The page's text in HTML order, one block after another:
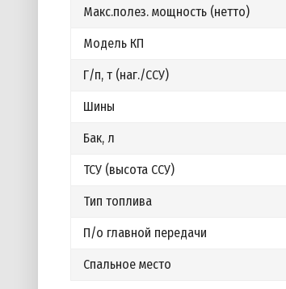
Макс.полез. мощность (нетто)
Модель КП
Г/п, т (наг./ССУ)
Шины
Бак, л
ТСУ (высота ССУ)
Тип топлива
П/о главной передачи
Спальное место